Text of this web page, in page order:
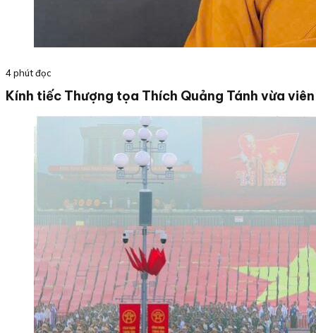
4 phút đọc
Kính tiếc Thượng tọa Thích Quảng Tánh vừa